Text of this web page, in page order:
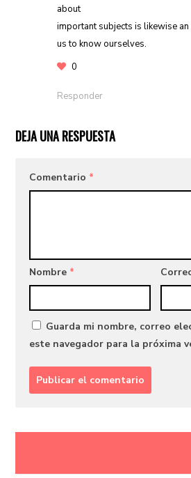
about
important subjects is likewise
us to know ourselves.
0
Responder
DEJA UNA RESPUESTA
Comentario *
Nombre *
Guarda mi nombre, correo
este navegador para la próxima